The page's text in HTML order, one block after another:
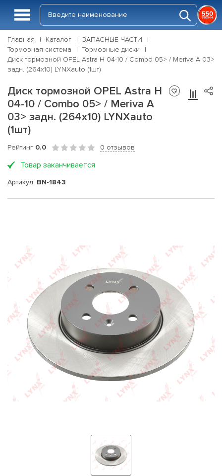
Главная Каталог
ЗАПАСНЫЕ ЧАСТИ
Тормозная система
Тормозные диски
Диск тормозной OPEL Astra H 04-10 / Combo 05> / Meriva A 03>
задн. (264x10) LYNXauto (1шт)
Диск тормозной OPEL Astra H
04-10 / Combo 05> / Meriva A
03> задн. (264x10) LYNXauto
(1шт)
Рейтинг 0.0 0 отзывов
Товар заканчивается
Артикул: BN-1843